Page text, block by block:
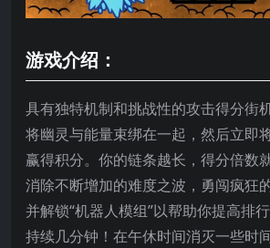
游戏介绍：
具有独特机制和挑战性的攻击得分街
将幽灵与能量束绑在一起，然后立即
赢得积分。你的链条越长，得分倍数就
消除不断增加的难度之波，勇闯疯狂
并解锁“机器人模组”以帮助你提高排
持续几分钟！在午休时间消灭一些时